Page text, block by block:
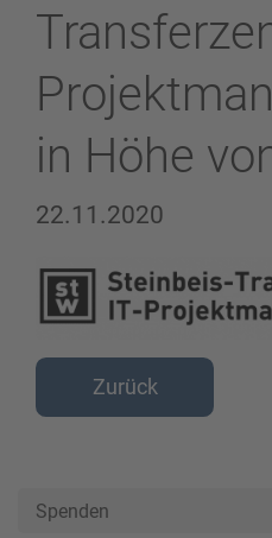
in Höhe
22.11.2020
Zurück
Spenden